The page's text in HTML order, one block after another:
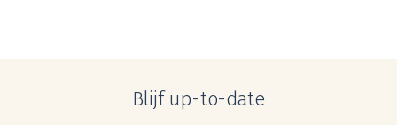
Blijf up-to-date